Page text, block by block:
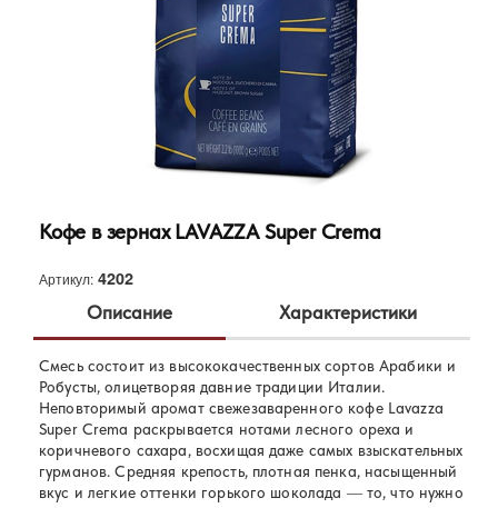
Кофе в зернах LAVAZZA Super Crema
Артикул: 4202
Описание
Характеристики
Смесь состоит из высококачественных сортов Арабики и
Робусты, олицетворяя давние традиции Италии.
Неповторимый аромат свежезаваренного кофе Lavazza
Super Crema раскрывается нотами лесного ореха и
коричневого сахара, восхищая даже самых взыскательных
гурманов. Средняя крепость, плотная пенка, насыщенный
вкус и легкие оттенки горького шоколада — то, что нужно
Бренд:Lavazza
Состав:80% Арабика, 20% Робуста